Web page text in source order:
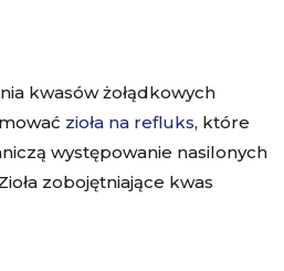
kwasów żołądkowych
zioła na refluks, które
występowanie nasilonych
zobojętniające kwas